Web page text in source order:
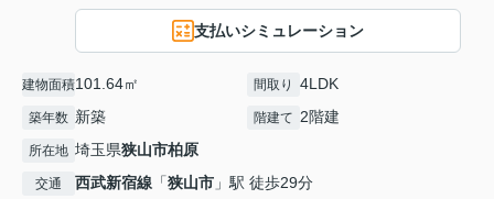
支払いシミュレーション
建物面積101.64㎡ 間取り 4LDK
築年数 新築 階建て 2階建
所在地 埼玉県狭山市柏原
交通 西武新宿線 「狭山市 」駅 徒歩29分